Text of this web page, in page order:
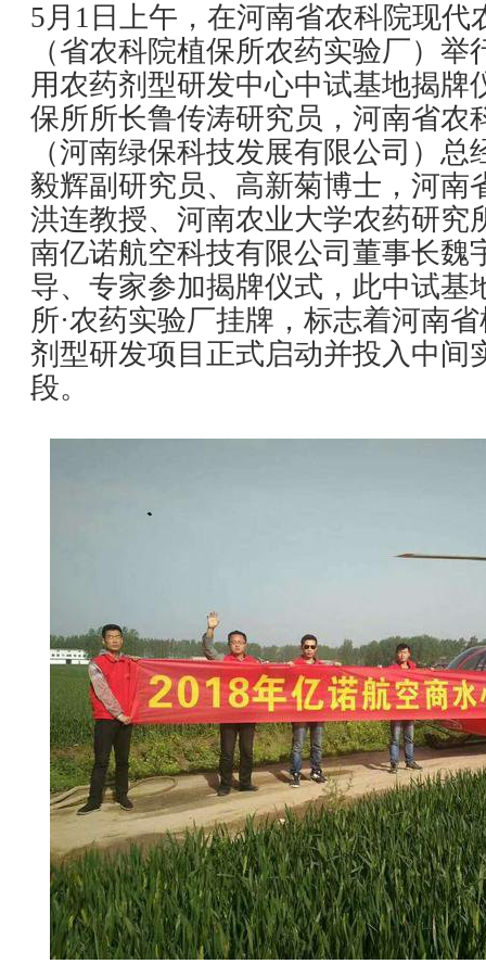
5月1日上午，在河南省农科院现代
（省农科院植保所农药实验厂）
用农药剂型研发中心中试基地揭牌
保所所长鲁传涛研究员，河南省农
（河南绿保科技发展有限公司）
毅辉副研究员、高新菊博士，河南
洪连教授、河南农业大学农药研究
南亿诺航空科技有限公司董事长魏
导、专家参加揭牌仪式，此中试基
所·农药实验厂挂牌，标志着河南
剂型研发项目正式启动并投入中间
段。